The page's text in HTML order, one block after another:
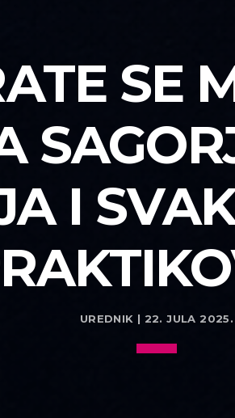
SE
I
UREDNIK | 22. JULA 2025.